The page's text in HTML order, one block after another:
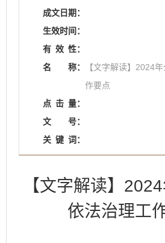
成文日期：
生效时间：
有 效 性：
名
称：
【文字解读】2024
作要点
点 击 量：
文
号：
关 键 词：
【文字解读】
依法治理工